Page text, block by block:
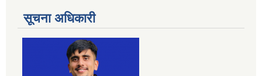
सूचना अधिकारी